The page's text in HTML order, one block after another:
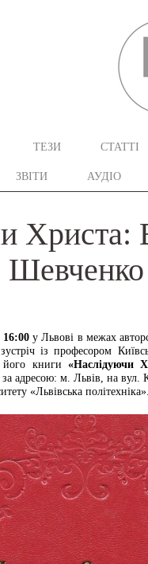
ТЕЗИ СТАТТІ
ЗВІТИ АУДІО
Христа:
Шевченко
16:00у Львові в межах
із професором
його книги «Наслідуючи
за адресою: м. Львів, на
«Львівська політехніка».